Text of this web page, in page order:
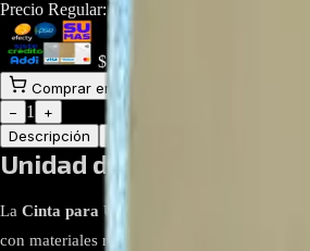
Precio Regular: $
$ 30.000
Comprar en línea
−
1
+
Descripción
Unidad de Cinta Térmica
La Cinta para Unidad de Cinta Térmica
con materiales resistentes y adhesivos de